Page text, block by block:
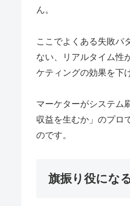
ん。
ここでよくある失敗パ
ない、リアルタイム性
ケティングの効果を下
マーケターがシステム
収益を生むか」のプロ
のです。
旗振り役にな